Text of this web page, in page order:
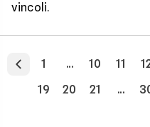
vincoli.
1 ... 10 11
19
20 21 ...